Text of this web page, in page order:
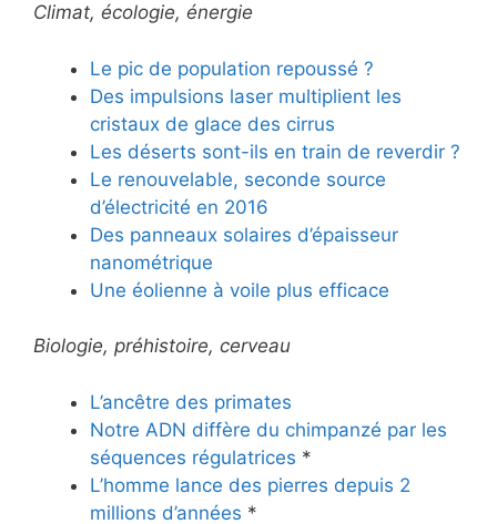
Climat, écologie, énergie
Le pic de population repoussé ?
Des impulsions laser multiplient les
cristaux de glace des cirrus
Les déserts sont-ils en train de reverdir ?
Le renouvelable, seconde source
d’électricité en 2016
Des panneaux solaires d’épaisseur
nanométrique
Une éolienne à voile plus efficace
Biologie, préhistoire, cerveau
L’ancêtre des primates
Notre ADN diffère du chimpanzé par les
séquences régulatrices *
L’homme lance des pierres depuis 2
millions d’années *